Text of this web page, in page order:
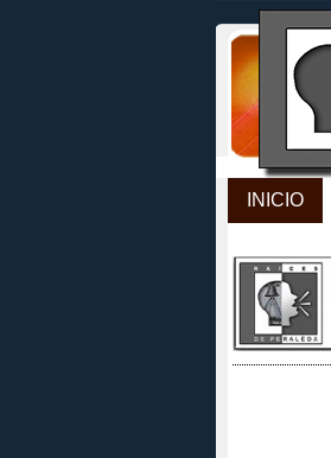
INICIO